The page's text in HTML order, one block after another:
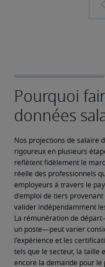
Nos projections de salaire
rigoureux en plusieurs
reflètent fidèlement le
réelle des professionnels
employeurs à travers le
d'emploi de tiers
valider indépendamment
La rémunération de
un poste—peut varier
l'expérience et les
tels que le secteur, la taille
encore la demande pour le